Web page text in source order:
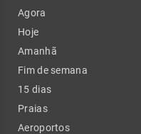
Agora
Hoje
Amanhã
Fim de semana
15 dias
Praias
Aeroportos